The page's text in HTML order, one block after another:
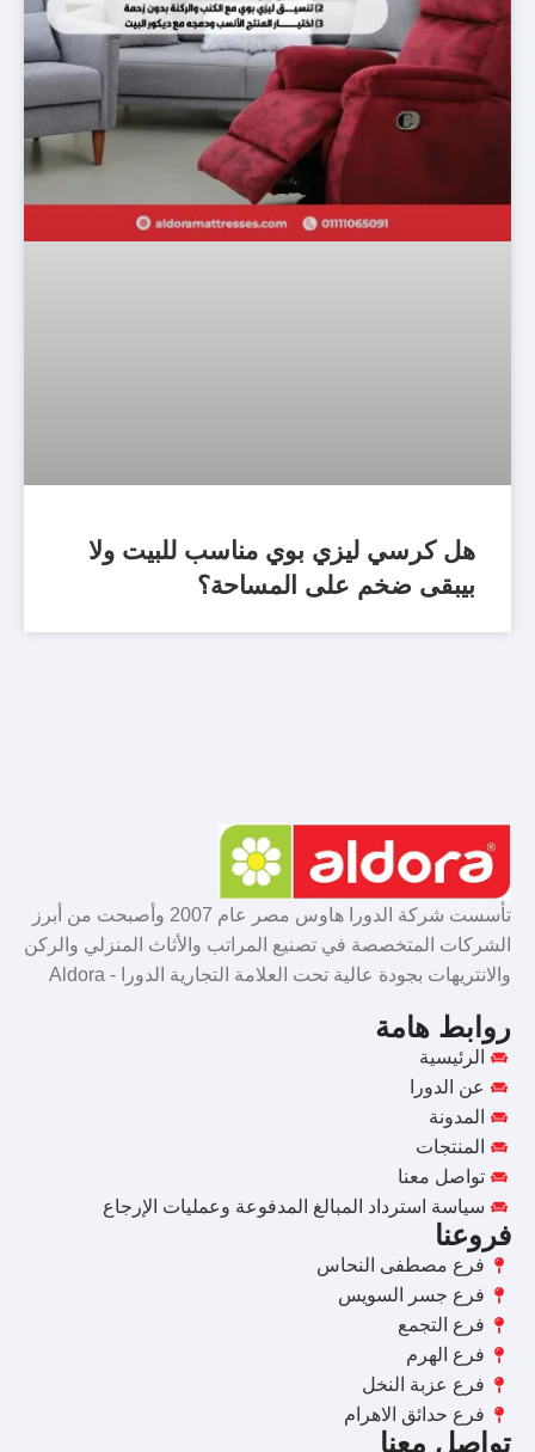
هل كرسي ليزي بوي مناسب للبيت ولا
بيبقى ضخم على المساحة؟
تأسست شركة الدورا هاوس مصر عام 2007 وأصبحت من أبرز
الشركات المتخصصة في تصنيع المراتب والأثاث المنزلي والركن
والانتريهات بجودة عالية تحت العلامة التجارية الدورا - Aldora
روابط هامة
الرئيسية
عن الدورا
المدونة
المنتجات
تواصل معنا
سياسة استرداد المبالغ المدفوعة وعمليات الإرجاع
فروعنا
فرع مصطفى النحاس
فرع جسر السويس
فرع التجمع
فرع الهرم
فرع عزبة النخل
فرع حدائق الاهرام
تواصل معنا